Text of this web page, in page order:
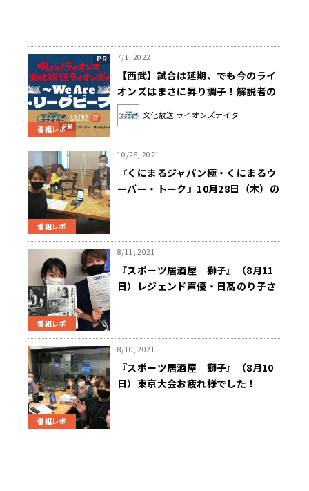
番組レポ
7/1, 2022
【西武】試合は延期、でも今のライ
オンズはまさに昇り調子！解説者の
山崎裕之氏はどう見ている？
文化放送 ライオンズナイター
番組レポ
10/28, 2021
『くにまるジャパン極・くにまるウ
ーバー・トーク』10月28日（木）の
番組レポ
8/11, 2021
『スポーツ居酒屋 獅子』（8月11
日）レジェンド声優・日髙のり子さ
番組レポ
8/10, 2021
『スポーツ居酒屋 獅子』（8月10
日）東京大会お疲れ様でした！